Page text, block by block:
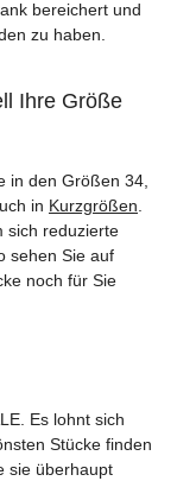
bereichert und
zu haben.
Ihre Größe
in den Größen 34,
in Kurzgrößen.
sich reduzierte
sehen Sie auf
noch für Sie
Es lohnt sich
Stücke finden
sie überhaupt